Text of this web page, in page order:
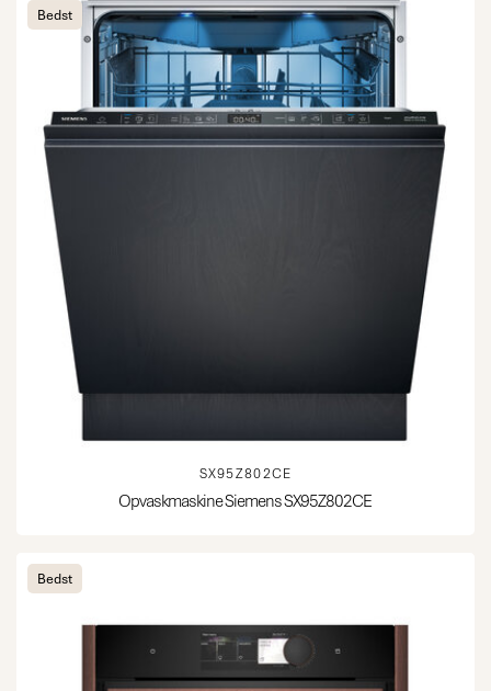
Bedst
SX95Z802CE
Opvaskmaskine Siemens SX95Z802CE
Bedst